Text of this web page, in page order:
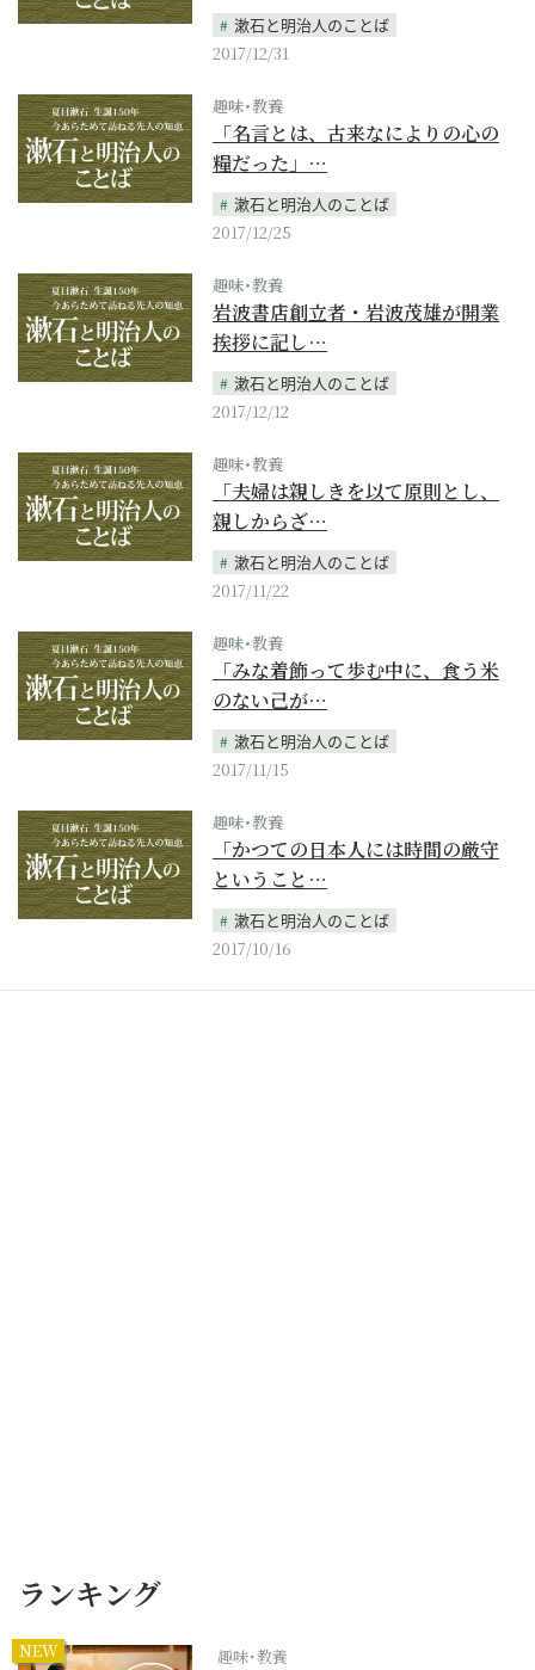
漱石と明治人のことば
2017/12/31
趣味･教養
「名言とは、古来なによりの心の
糧だった」…
漱石と明治人のことば
2017/12/25
趣味･教養
岩波書店創立者・岩波茂雄が開業
挨拶に記し…
漱石と明治人のことば
2017/12/12
趣味･教養
「夫婦は親しきを以て原則とし、
親しからざ…
漱石と明治人のことば
2017/11/22
趣味･教養
「みな着飾って歩む中に、食う米
のない己が…
漱石と明治人のことば
2017/11/15
趣味･教養
「かつての日本人には時間の厳守
ということ…
漱石と明治人のことば
2017/10/16
ランキング
NEW 趣味･教養